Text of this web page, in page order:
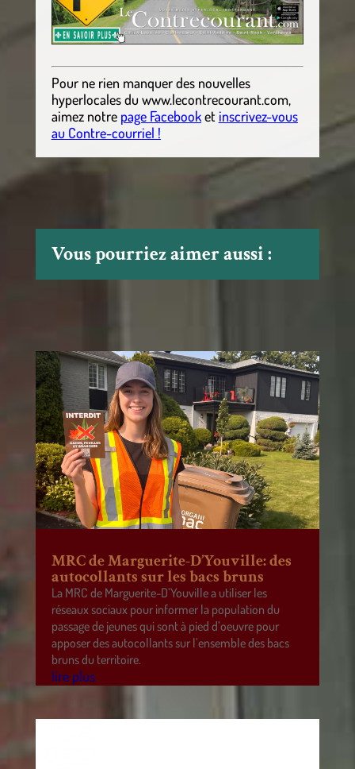
Pour ne rien manquer des nouvelles
hyperlocalesdu www.lecontrecourant.com,
aimez notre page Facebooket inscrivez-vous
au Contre-courriel !
Vous pourriez aimer aussi :
MRC de Marguerite-D’Youville: des
autocollants sur les bacs bruns
La MRC de Marguerite-D’Youville a utiliser les
réseaux sociaux pour informer la population du
passage de jeunes qui sont à pied d’oeuvre pour
apposer des autocollants sur l’ensemble des bacs
bruns du territoire.
lire plus